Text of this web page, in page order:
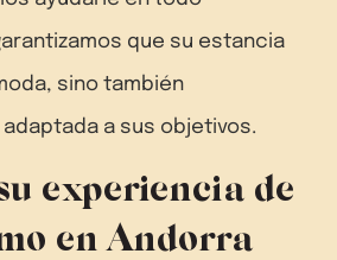
que su estancia
sino también
a sus objetivos.
experiencia de
en Andorra